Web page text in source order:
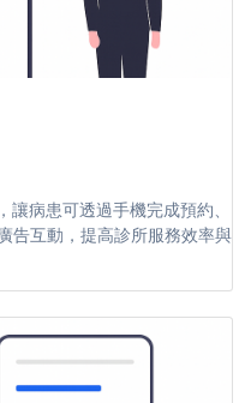
讓病患可透過手機完成預約、
告互動，提高診所服務效率與